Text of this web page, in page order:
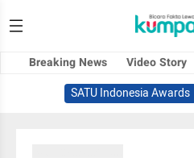
Breaking News Video Story
SATU Indonesia Awards